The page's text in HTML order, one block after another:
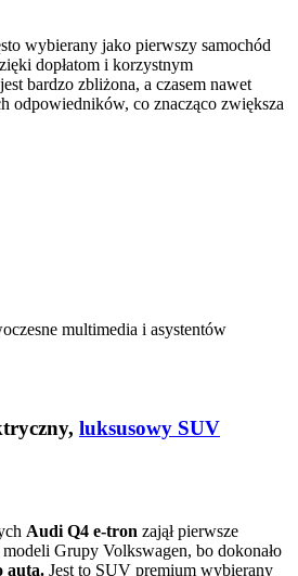
wybierany jako pierwszy samochód
dopłatom i korzystnym
bardzo zbliżona, a czasem nawet
odpowiedników, co znacząco zwiększa
multimedia i asystentów
luksusowy SUV
Audi Q4 e-tron zajął pierwsze
Grupy Volkswagen, bo dokonało
auta. Jest to SUV premium wybierany